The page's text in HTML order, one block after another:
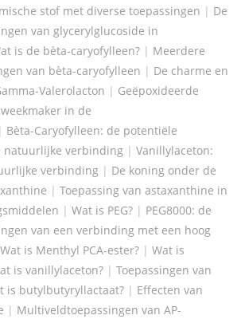
stof met diverse toepassingen | De
van glycerylglucoside in
is de bèta-caryofylleen? | Meerdere
van bèta-caryofylleen | De charme en
Valerolacton | Geëpoxideerde
in de
Bèta-Caryofylleen: de potentiële
natuurlijke verbinding | Vanillylaceton:
verbinding | De koning onder de
| Toepassing van astaxanthine in
| Wat is PEG? | PEG8000: de
van een verbinding met een hoog
Wat is Menthyl PCA-ester? | Wat is
is vanillylaceton? | Toepassingen van
is butylbutyryllactaat? | Effecten van
| Multiveldtoepassingen van AP-